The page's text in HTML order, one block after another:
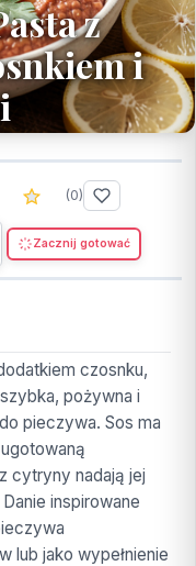
z
i
(0)
Zacznij gotować
czosnku,
pożywna i
pieczywa. Sos ma
cytryny nadają jej
inspirowane
lub jako wypełnienie